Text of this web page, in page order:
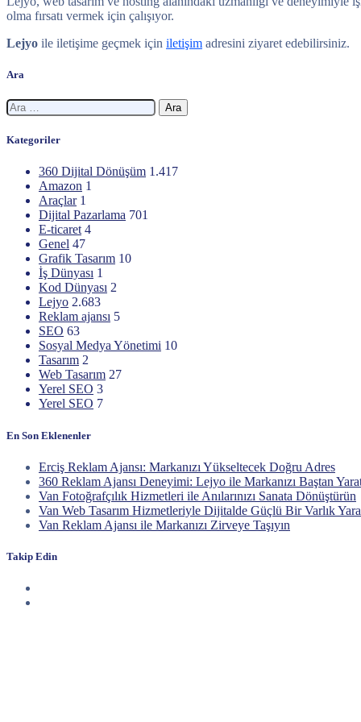
olma fırsatı vermek için çalışıyor.
Lejyo ile iletişime geçmek için iletişim adresini ziyaret edebilirsiniz.
Ara
Arama:
Kategoriler
360 Dijital Dönüşüm 1.417
Amazon 1
Araçlar 1
Dijital Pazarlama 701
E-ticaret 4
Genel 47
Grafik Tasarım 10
İş Dünyası 1
Kod Dünyası 2
Lejyo 2.683
Reklam ajansı 5
SEO 63
Sosyal Medya Yönetimi 10
Tasarım 2
Web Tasarım 27
Yerel SEO 3
Yerel SEO 7
En Son Eklenenler
Erciş Reklam Ajansı: Markanızı Yükseltecek Doğru Adres
360 Reklam Ajansı Deneyimi: Lejyo ile Markanızı Baştan
Van Fotoğrafçılık Hizmetleri ile Anılarınızı Sanata Dönüştürün
Van Web Tasarım Hizmetleriyle Dijitalde Güçlü Bir Varlık
Van Reklam Ajansı ile Markanızı Zirveye Taşıyın
Takip Edin